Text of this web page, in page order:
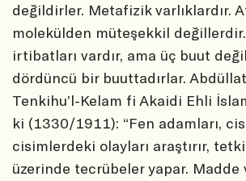
değildirler. Metafizik varlıklardır.
molekülden müteşekkil
irtibatları vardır, ama üç buut
dördüncü bir buuttadırlar.
Tenkihu’l-Kelam fi Akaidi Ehli
ki (1330/1911): “Fen adamları,
cisimlerdeki olayları araştırır,
üzerinde tecrübeler yapar. Madde